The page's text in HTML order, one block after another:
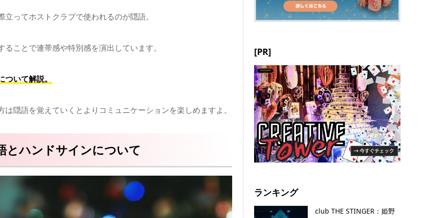
ってホストクラブで使われるのが隠語。
ことで連帯感や特別感を演出しています。
いて解説。
隠語を覚えていくとよりコミュニケーションを楽しめますよ。
とハンドサインについて
[PR]
ランキング
club THE STINGER：姫野